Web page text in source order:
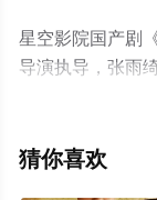
星空影院国产剧
导演执导，张雨
晓莉,李天柱,顾
（全30集），手
猜你喜欢